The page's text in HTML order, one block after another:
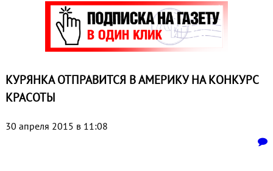
КУРЯНКА ОТПРАВИТСЯ В АМЕРИКУ НА КОНКУРС
КРАСОТЫ
30 апреля 2015 в 11:08